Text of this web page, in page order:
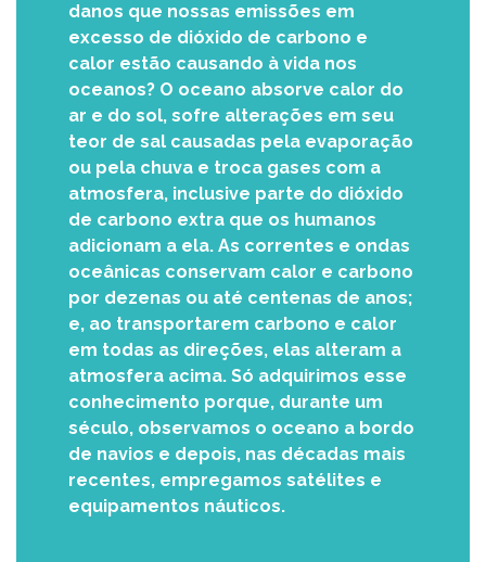
danos que nossas emissões em
excesso de dióxido de carbono e
calor estão causando à vida nos
oceanos? O oceano absorve calor do
ar e do sol, sofre alterações em seu
teor de sal causadas pela evaporação
ou pela chuva e troca gases com a
atmosfera, inclusive parte do dióxido
de carbono extra que os humanos
adicionam a ela. As correntes e ondas
oceânicas conservam calor e carbono
por dezenas ou até centenas de anos;
e, ao transportarem carbono e calor
em todas as direções, elas alteram a
atmosfera acima. Só adquirimos esse
conhecimento porque, durante um
século, observamos o oceano a bordo
de navios e depois, nas décadas mais
recentes, empregamos satélites e
equipamentos náuticos.